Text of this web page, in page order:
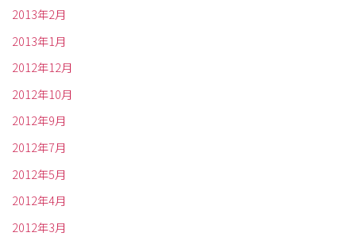
2013年2月
2013年1月
2012年12月
2012年10月
2012年9月
2012年7月
2012年5月
2012年4月
2012年3月